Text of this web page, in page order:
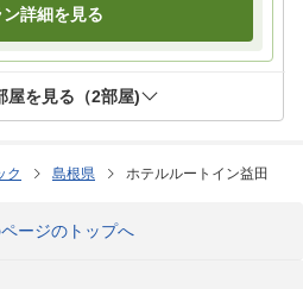
ン詳細を見る
屋を見る（2部屋)
ク 島根県 ホテルルートイン益田
ージのトップへ